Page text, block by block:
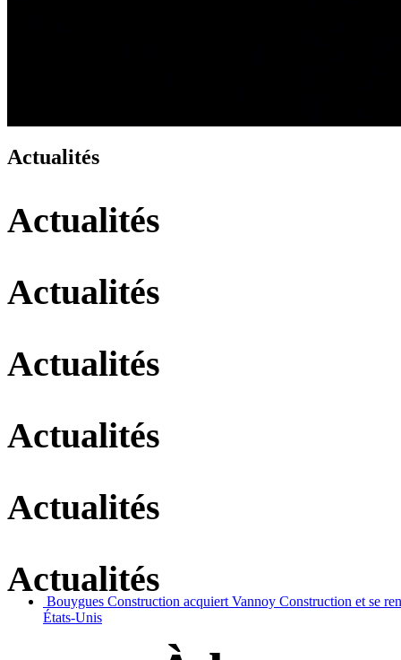
Actualités
Actualités
Actualités
Actualités
Actualités
Actualités
Actualités
Bouygues Construction acquiert Vannoy Construction et se
États-Unis